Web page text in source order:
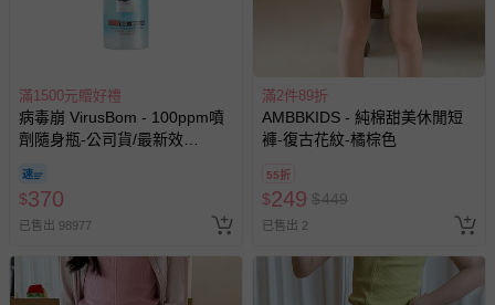
滿1500元贈好禮
病毒崩 VirusBom - 100ppm噴
劑隨身瓶-公司貨/最新效
$370
已售出 98977
滿2件89折
AMBBKIDS - 純棉甜美休閒短
褲-復古花紋-橘棕色
55折
$249 $449
已售出 2